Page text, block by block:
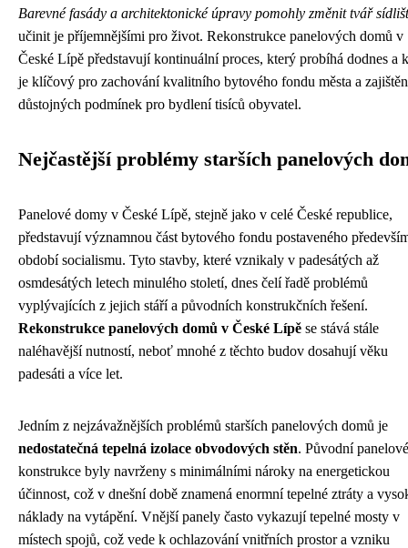
Barevné fasády a architektonické úpravy pomohly změnit tvář
učinit je příjemnějšími pro život. Rekonstrukce panelových domů v
České Lípě představují kontinuální proces, který probíhá dodnes a
je klíčový pro zachování kvalitního bytového fondu města a
důstojných podmínek pro bydlení tisíců obyvatel.
Nejčastější problémy starších panelových
Panelové domy v České Lípě, stejně jako v celé České republice,
představují významnou část bytového fondu postaveného
období socialismu. Tyto stavby, které vznikaly v padesátých až
osmdesátých letech minulého století, dnes čelí řadě problémů
vyplývajících z jejich stáří a původních konstrukčních řešení.
Rekonstrukce panelových domů v České Lípě se stává stále
naléhavější nutností, neboť mnohé z těchto budov dosahují věku
padesáti a více let.
Jedním z nejzávažnějších problémů starších panelových domů je
nedostatečná tepelná izolace obvodových stěn. Původní panelové
konstrukce byly navrženy s minimálními nároky na energetickou
účinnost, což v dnešní době znamená enormní tepelné ztráty a
náklady na vytápění. Vnější panely často vykazují tepelné mosty v
místech spojů, což vede k ochlazování vnitřních prostor a vzniku